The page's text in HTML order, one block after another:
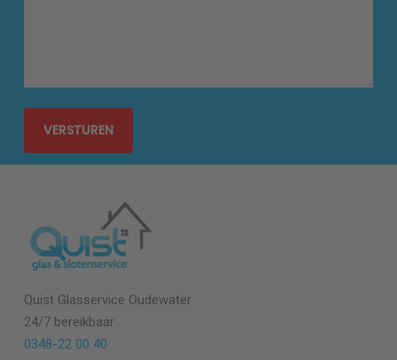
Quist Glasservice Oudewater
24/7 bereikbaar
0348-22 00 40